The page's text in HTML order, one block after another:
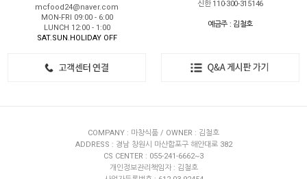
mcfood24@naver.com
MON-FRI 09:00 - 6:00
LUNCH 12:00 - 1:00
SAT.SUN.HOLIDAY OFF
신한 110-300-315146
예금주 : 김철호
COMPANY : 마창식품 / OWNER : 김철호
ADDRESS : 경남 창원시 마산합포구 해안대로 382
CS CENTER : 055-241-6662~3
개인정보관리책임자 : 김철호